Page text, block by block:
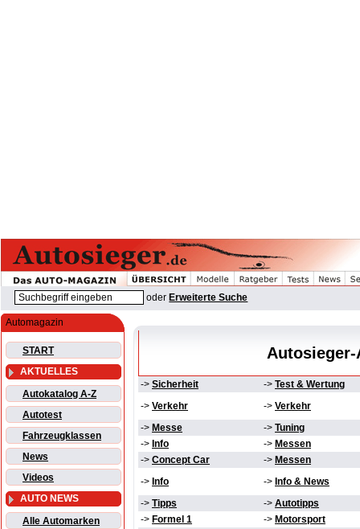
oder Erweiterte Suche
Automagazin
START
AKTUELLES
Autokatalog A-Z
Autotest
Fahrzeugklassen
News
Videos
AUTO NEWS
Alle Automarken
-> Sicherheit -> Test & Wertung
-> Verkehr -> Verkehr
-> Messe -> Tuning
-> Info -> Messen
-> Concept Car -> Messen
-> Info -> Info & News
-> Tipps -> Autotipps
-> Formel 1 -> Motorsport